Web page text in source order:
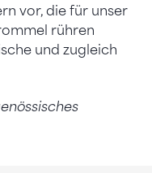
vor, die für unser
rühren
und zugleich